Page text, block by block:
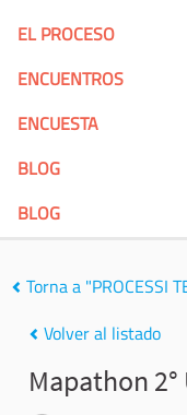
EL PROCESO
ENCUENTROS
ENCUESTA
BLOG
BLOG
Torna a "PROCESSI
Volver al listado
Mapathon